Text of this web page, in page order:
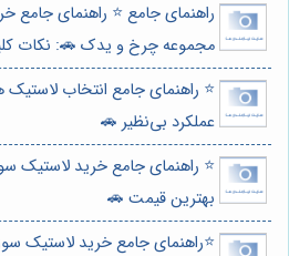
راهنمای جامع ⭐️ راهنمای جامع
مجموعه چرخ و یدک 🚗: نکات
⭐️ راهنمای جامع انتخاب
عملکرد بی‌نظیر 🚗
⭐️ راهنمای جامع خرید لاستیک
بهترین قیمت 🚗
⭐️راهنمای جامع خرید لاستیک